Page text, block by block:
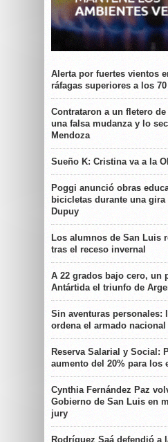
Alerta por fuertes vientos
ráfagas superiores a los
Contrataron a un fletero
una falsa mudanza y lo
Mendoza
Sueño K: Cristina va a la
Poggi anunció obras
bicicletas durante una
Dupuy
Los alumnos de San Luis
tras el receso invernal
A 22 grados bajo cero, un
Antártida el triunfo de
Sin aventuras personales:
ordena el armado nacional
Reserva Salarial y Social:
aumento del 20% para los
Cynthia Fernández Paz
Gobierno de San Luis en
jury
Rodríguez Saá defendió a